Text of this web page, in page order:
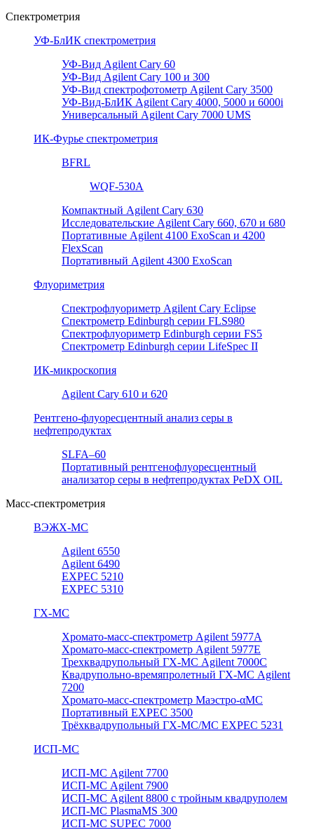
Спектрометрия
УФ-БлИК спектрометрия
УФ-Вид Agilent Cary 60
УФ-Вид Agilent Cary 100 и 300
УФ-Вид спектрофотометр Agilent Cary 3500
УФ-Вид-БлИК Agilent Cary 4000, 5000 и 6000i
Универсальный Agilent Cary 7000 UMS
ИК-Фурье спектрометрия
BFRL
WQF-530A
Компактный Agilent Cary 630
Исследовательские Agilent Cary 660, 670 и 680
Портативные Agilent 4100 ExoScan и 4200
FlexScan
Портативный Agilent 4300 ExoScan
Флуориметрия
Спектрофлуориметр Agilent Cary Eclipse
Спектрометр Edinburgh серии FLS980
Спектрофлуориметр Edinburgh серии FS5
Спектрометр Edinburgh серии LifeSpec II
ИК-микроскопия
Agilent Cary 610 и 620
Рентгено-флуоресцентный анализ серы в
нефтепродуктах
SLFA–60
Портативный рентгенофлуоресцентный
анализатор серы в нефтепродуктах PeDX OIL
Масс-спектрометрия
ВЭЖХ-МС
Agilent 6550
Agilent 6490
EXPEC 5210
EXPEC 5310
ГХ-МС
Хромато-масс-спектрометр Agilent 5977А
Хромато-масс-спектрометр Agilent 5977E
Трехквадрупольный ГХ-МС Agilent 7000C
Квадрупольно-времяпролетный ГХ-МС Agilent
7200
Хромато-масс-спектрометр Маэстро-αМС
Портативный EXPEC 3500
Трёхквадрупольный ГХ-МС/МС EXPEC 5231
ИСП-МС
ИСП-МС Agilent 7700
ИСП-МС Agilent 7900
ИСП-МС Agilent 8800 с тройным квадруполем
ИСП-МС PlasmaMS 300
ИСП-МС SUPEC 7000